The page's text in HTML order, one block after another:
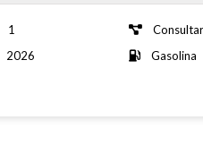
1
Consultar
2026
Gasolina